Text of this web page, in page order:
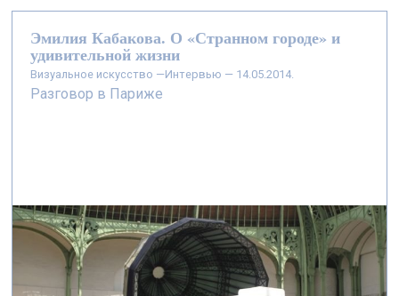
Эмилия Кабакова. О «Странном городе» и
удивительной жизни
визуальное искусство —Интервью — 14.05.2014.
Разговор в Париже